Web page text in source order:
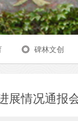
碑林文创
展情况通报